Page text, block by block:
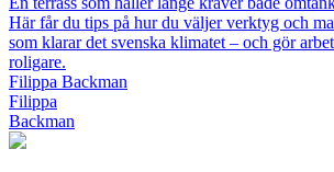
Här får du tips på hur du väljer verktyg och
som klarar det svenska klimatet – och gör
roligare.
Filippa Backman
Filippa
Backman